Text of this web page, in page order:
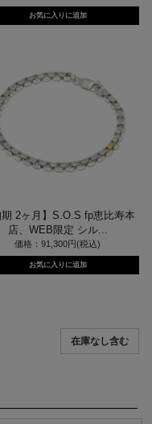
期 2ヶ月】S.O.S fp恵比寿本
店、WEB限定 シル...
価格：91,300円(税込)